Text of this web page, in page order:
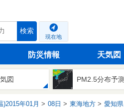
検索
現在地
防災情報 天気図
図 PM2.5分布予測
年01月 08日 東海地方 愛知県